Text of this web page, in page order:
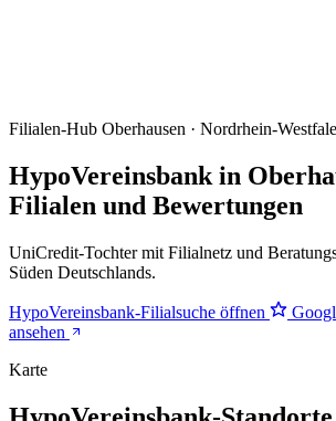
Filialen-Hub Oberhausen · Nordrhein-
HypoVereinsbank in
Filialen und Bewertungen
UniCredit-Tochter mit Filialnetz und
Süden Deutschlands.
HypoVereinsbank-Filialsuche öffnen
ansehen
Karte